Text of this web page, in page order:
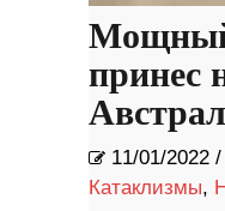
принес
11/01/2022 /
Катаклизмы,